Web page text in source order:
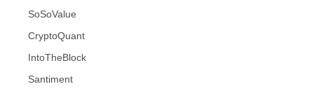
SoSoValue
CryptoQuant
IntoTheBlock
Santiment